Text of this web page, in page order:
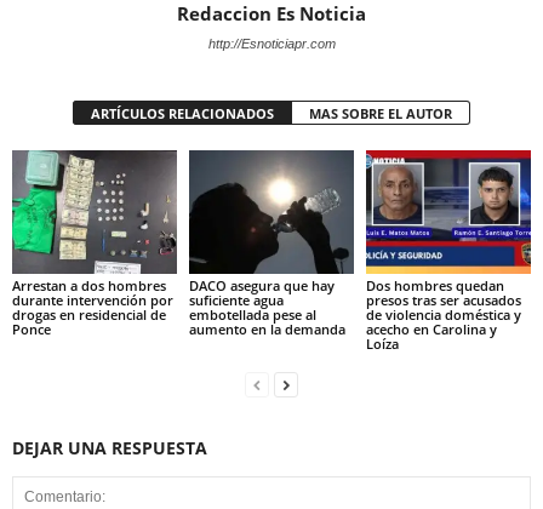
Redaccion Es Noticia
http://Esnoticiapr.com
ARTÍCULOS RELACIONADOS MAS SOBRE EL AUTOR
Arrestan a dos hombres
durante intervención por
drogas en residencial de
Ponce
DACO asegura que hay
suficiente agua
embotellada pese al
aumento en la demanda
Dos hombres quedan
presos tras ser acusados
de violencia doméstica y
acecho en Carolina y
Loíza
DEJAR UNA RESPUESTA